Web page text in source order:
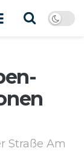
Straße Am